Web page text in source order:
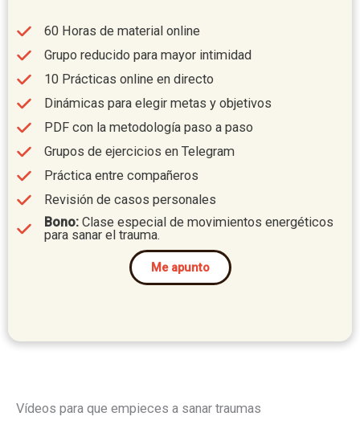
60 Horas de material online
Grupo reducido para mayor intimidad
10 Prácticas online en directo
Dinámicas para elegir metas y objetivos
PDF con la metodología paso a paso
Grupos de ejercicios en Telegram
Práctica entre compañeros
Revisión de casos personales
Bono: Clase especial de movimientos energéticos
para sanar el trauma.
Me apunto
Vídeos para que empieces a sanar traumas